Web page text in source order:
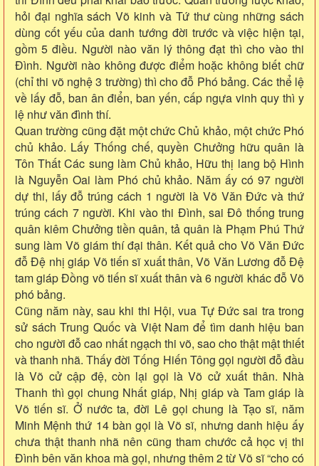
hỏi đại nghĩa sách Võ kinh và Tứ thư cùng những sách
dùng cốt yếu của danh tướng đời trước và việc hiện tại,
gồm 5 điều. Người nào văn lý thông đạt thì cho vào thi
Đình. Người nào không được điểm hoặc không biết chữ
(chỉ thi võ nghệ 3 trường) thì cho đỗ Phó bảng. Các thể lệ
về lấy đỗ, ban ân điển, ban yến, cấp ngựa vinh quy thì y
lệ như văn đình thí.
Quan trường cũng đặt một chức Chủ khảo, một chức Phó
chủ khảo. Lấy Thống chế, quyền Chưởng hữu quân là
Tôn Thất Các sung làm Chủ khảo, Hữu thị lang bộ Hình
là Nguyễn Oai làm Phó chủ khảo. Năm ấy có 97 người
dự thi, lấy đỗ trúng cách 1 người là Võ Văn Đức và thứ
trúng cách 7 người. Khi vào thi Đình, sai Đô thống trung
quân kiêm Chưởng tiền quân, tả quân là Phạm Phú Thứ
sung làm Võ giám thí đại thân. Kết quả cho Võ Văn Đức
đỗ Đệ nhị giáp Võ tiến sĩ xuất thân, Võ Văn Lương đỗ Đệ
tam giáp Đồng võ tiến sĩ xuất thân và 6 người khác đỗ Võ
phó bảng.
Cũng năm này, sau khi thi Hội, vua Tự Đức sai tra trong
sử sách Trung Quốc và Việt Nam để tìm danh hiệu ban
cho người đỗ cao nhất ngạch thi võ, sao cho thật mật thiết
và thanh nhã. Thấy đời Tống Hiến Tông gọi người đỗ đầu
là Võ cử cập đệ, còn lại gọi là Võ cử xuất thân. Nhà
Thanh thì gọi chung Nhất giáp, Nhị giáp và Tam giáp là
Võ tiến sĩ. Ở nước ta, đời Lê gọi chung là Tạo sĩ, năm
Minh Mệnh thứ 14 bàn gọi là Võ sĩ, nhưng danh hiệu ấy
chưa thật thanh nhã nên cũng tham chước cả học vị thi
Đình bên văn khoa mà gọi, nhưng thêm 2 từ Võ sĩ “cho có